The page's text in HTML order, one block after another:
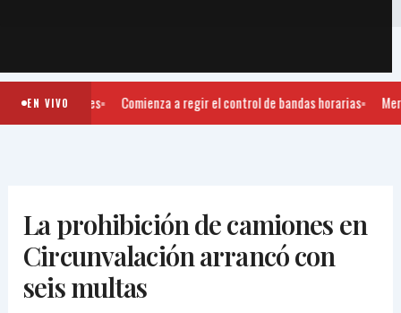
EN VIVO
700 camiones Comienza a regir el control de bandas horarias
La prohibición de camiones en
Circunvalación arrancó con
seis multas